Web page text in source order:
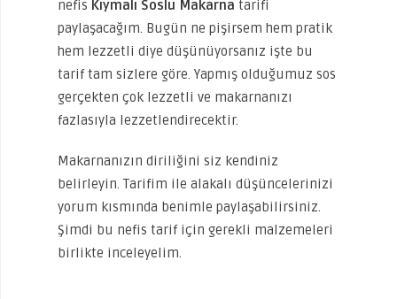
nefis Kıymalı Soslu Makarna tarifi
paylaşacağım. Bugün ne pişirsem hem pratik
hem lezzetli diye düşünüyorsanız işte bu
tarif tam sizlere göre. Yapmış olduğumuz sos
gerçekten çok lezzetli ve makarnanızı
fazlasıyla lezzetlendirecektir.
Makarnanızın diriliğini siz kendiniz
belirleyin. Tarifim ile alakalı düşüncelerinizi
yorum kısmında benimle paylaşabilirsiniz.
Şimdi bu nefis tarif için gerekli malzemeleri
birlikte inceleyelim.